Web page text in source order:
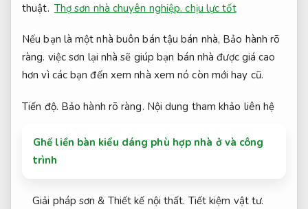
thuật. Thợ sơn nhà chuyên nghiệp. chịu lực tốt
Nếu bạn là một nhà buôn bán tậu bán nhà, Bảo hành rõ
ràng. việc sơn lại nhà sẽ giúp bạn bán nhà được giá cao
hơn vì các bạn đến xem nhà xem nó còn mới hay cũ.
Tiến độ. Bảo hành rõ ràng. Nội dung tham khảo liên hệ
Ghế liền bàn kiểu dáng phù hợp nhà ở và công
trình
Giải pháp sơn & Thiết kế nội thất. Tiết kiệm vật tư.